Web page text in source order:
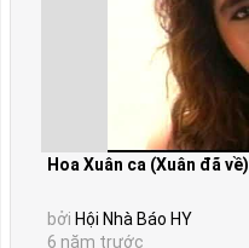
Hoa Xuân ca (Xuân đã về)
bởi Hội Nhà Báo HY
6 năm trước